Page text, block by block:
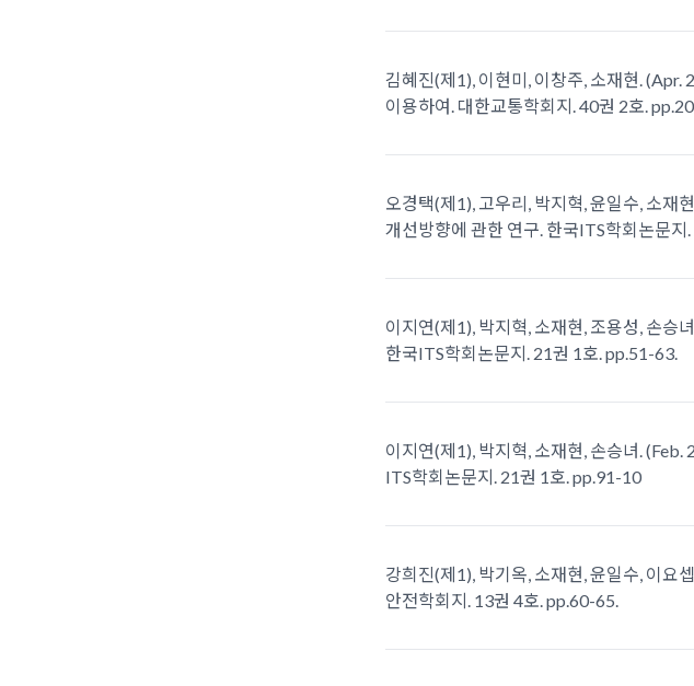
김혜진(제1), 이현미, 이창주, 소재현.
이용하여. 대한교통학회지. 40권 2호.
오경택(제1), 고우리, 박지혁, 윤일수, 소재
개선방향에 관한 연구. 한국ITS학회논문
이지연(제1), 박지혁, 소재현, 조용성, 손승
한국ITS학회논문지. 21권 1호. pp.51-63.
이지연(제1), 박지혁, 소재현, 손승녀.
ITS학회논문지. 21권 1호. pp.91-10
강희진(제1), 박기옥, 소재현, 윤일수, 이요
안전학회지. 13권 4호. pp.60-65.